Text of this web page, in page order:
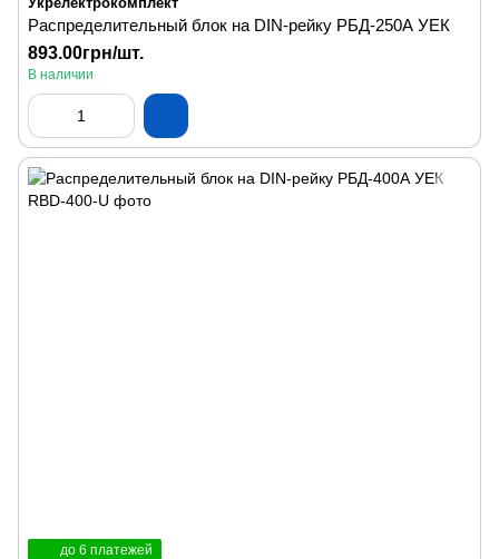
Распределительный блок на DIN-рейку РБД-250А УЕК
893.00грн/шт.
В наличии
до 6 платежей